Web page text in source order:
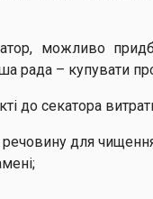
можливо
рада – купувати
до секатора
речовину для